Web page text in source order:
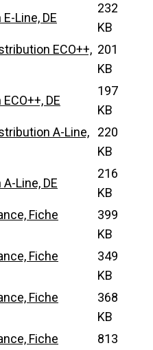
Line, DE
232
KB
ECO++, 201
KB
DE
197
KB
A-Line,
220
KB
Line, DE
216
KB
Fiche
399
KB
Fiche
349
KB
Fiche
368
KB
Fiche
813